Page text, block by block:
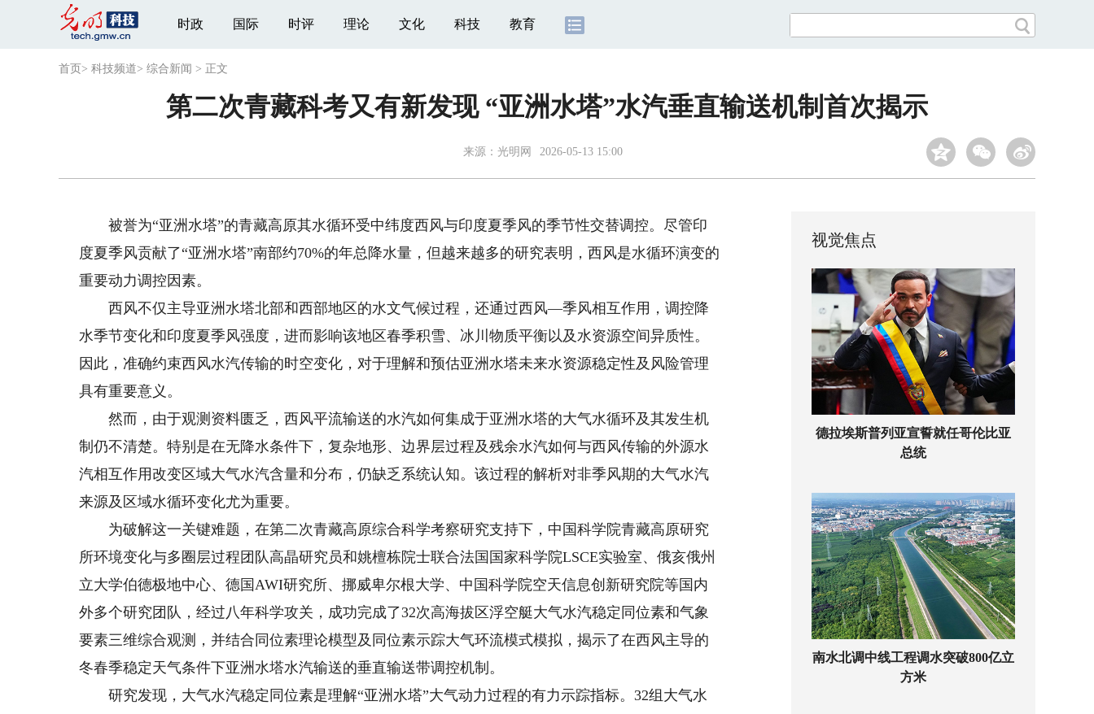
时政 国际 时评 理论 文化 科技 教育
首页 > 科技频道> 综合新闻 > 正文
第二次青藏科考又有新发现 “亚洲水塔”水汽垂直输送机制首次揭示
来源： 光明网 2026-05-13 15:00
被誉为“亚洲水塔”的青藏高原其水循环受中纬度西风与印度夏季风的季节性交替调控。尽管印
度夏季风贡献了“亚洲水塔”南部约70%的年总降水量，但越来越多的研究表明，西风是水循环演变的
重要动力调控因素。
西风不仅主导亚洲水塔北部和西部地区的水文气候过程，还通过西风—季风相互作用，调控降
水季节变化和印度夏季风强度，进而影响该地区春季积雪、冰川物质平衡以及水资源空间异质性。
因此，准确约束西风水汽传输的时空变化，对于理解和预估亚洲水塔未来水资源稳定性及风险管理
具有重要意义。
然而，由于观测资料匮乏，西风平流输送的水汽如何集成于亚洲水塔的大气水循环及其发生机
制仍不清楚。特别是在无降水条件下，复杂地形、边界层过程及残余水汽如何与西风传输的外源水
汽相互作用改变区域大气水汽含量和分布，仍缺乏系统认知。该过程的解析对非季风期的大气水汽
来源及区域水循环变化尤为重要。
为破解这一关键难题，在第二次青藏高原综合科学考察研究支持下，中国科学院青藏高原研究
所环境变化与多圈层过程团队高晶研究员和姚檀栋院士联合法国国家科学院LSCE实验室、俄亥俄州
立大学伯德极地中心、德国AWI研究所、挪威卑尔根大学、中国科学院空天信息创新研究院等国内
外多个研究团队，经过八年科学攻关，成功完成了32次高海拔区浮空艇大气水汽稳定同位素和气象
要素三维综合观测，并结合同位素理论模型及同位素示踪大气环流模式模拟，揭示了在西风主导的
冬春季稳定天气条件下亚洲水塔水汽输送的垂直输送带调控机制。
研究发现，大气水汽稳定同位素是理解“亚洲水塔”大气动力过程的有力示踪指标。32组大气水
视觉焦点
德拉埃斯普列亚宣誓就任哥伦比亚
总统
南水北调中线工程调水突破800亿立
方米